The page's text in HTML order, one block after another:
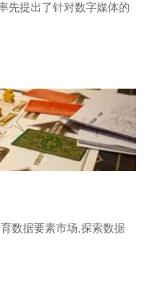
先提出了针对数字媒体的
数据要素市场,探索数据